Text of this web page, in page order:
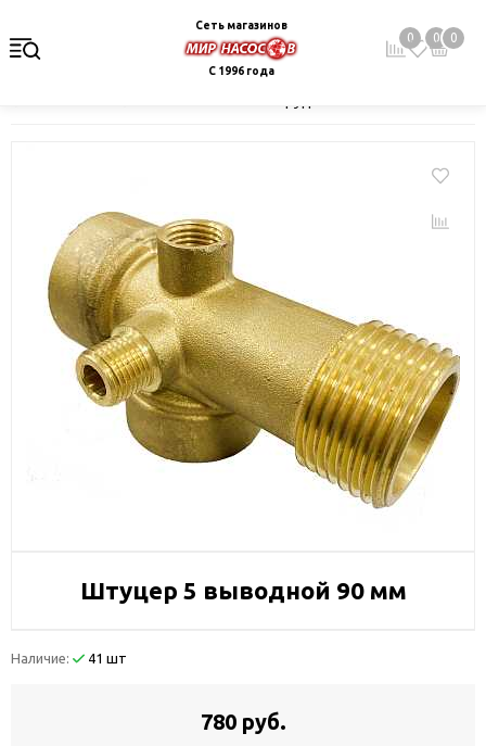
Сеть магазинов
С 1996 года
0 0 0
Штуцер 5 выводной 90 мм
Наличие: 41 шт
780 руб.